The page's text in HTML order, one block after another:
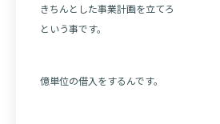
きちんとした事業計画を立てろ
という事です。
億単位の借入をするんです。